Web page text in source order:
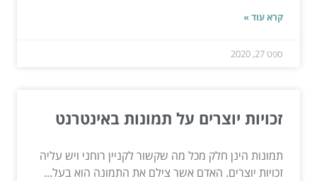
קרא עוד »
ספט 27, 2020
זכויות יוצרים על תמונות באינטרנט
תמונות הינן חלק מכל מה שקשור לקניין רוחני ויש עליה
זכויות יוצרים. האדם אשר צילם את התמונה הוא בעל...